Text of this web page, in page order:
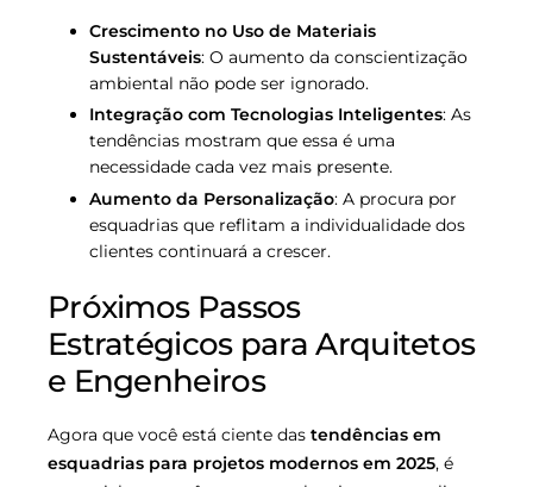
Crescimento no Uso de Materiais
Sustentáveis: O aumento da conscientização
ambiental não pode ser ignorado.
Integração com Tecnologias Inteligentes: As
tendências mostram que essa é uma
necessidade cada vez mais presente.
Aumento da Personalização: A procura por
esquadrias que reflitam a individualidade dos
clientes continuará a crescer.
Próximos Passos
Estratégicos para Arquitetos
e Engenheiros
Agora que você está ciente das tendências em
esquadrias para projetos modernos em 2025, é